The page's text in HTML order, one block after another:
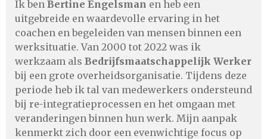
Ik ben Bertine Engelsman en heb een
uitgebreide en waardevolle ervaring in het
coachen en begeleiden van mensen binnen een
werksituatie. Van 2000 tot 2022 was ik
werkzaam als Bedrijfsmaatschappelijk Werker
bij een grote overheidsorganisatie. Tijdens deze
periode heb ik tal van medewerkers ondersteund
bij re-integratieprocessen en het omgaan met
veranderingen binnen hun werk. Mijn aanpak
kenmerkt zich door een evenwichtige focus op